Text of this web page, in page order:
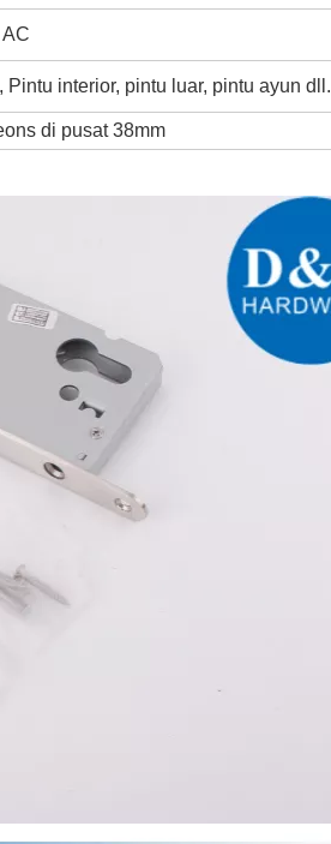
, Pintu interior, pintu luar, pintu ayun dll.
di pusat 38mm